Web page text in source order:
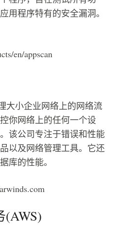
用程序特有的安全漏洞。
en/appscan
大小企业网络上的网络流
你网络上的任何一个设
该公司专注于错误和性能
以及网络管理工具。它还
库的性能。